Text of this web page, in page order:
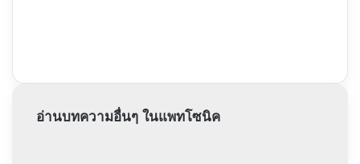
อ่านบทความอื่นๆ ในแพทโซนิค